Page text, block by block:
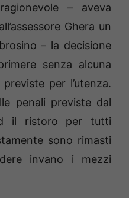
– aveva
Ghera un
– la decisione
senza alcuna
per l’utenza.
penali previste dal
il ristoro per tutti
sono rimasti
invano i mezzi